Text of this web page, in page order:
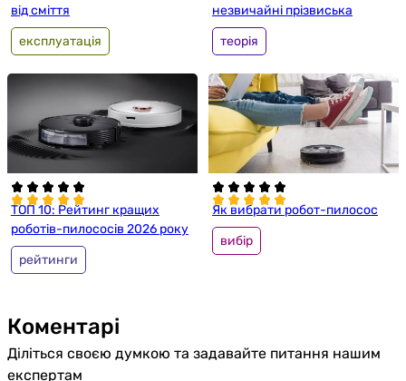
від сміття
експлуатація
незвичайні прізвиська
теорія
ТОП 10: Рейтинг кращих
роботів-пилососів 2026 року
рейтинги
Як вибрати робот-пилосос
вибір
Коментарі
Діліться своєю думкою та задавайте питання нашим
експертам